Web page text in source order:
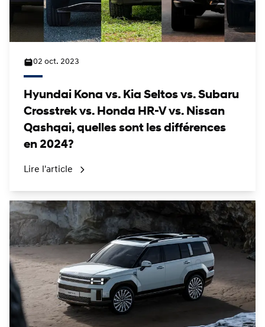
02 oct. 2023
Hyundai Kona vs. Kia Seltos vs. Subaru
Crosstrek vs. Honda HR-V vs. Nissan
Qashqai, quelles sont les différences
en 2024?
Lire l'article